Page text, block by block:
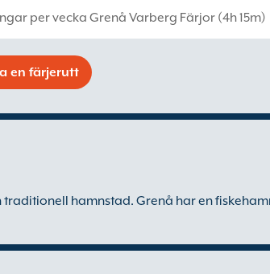
per vecka Grenå Varberg Färjor (4h 15m)
en färjerutt
hamnstad. Grenå har en